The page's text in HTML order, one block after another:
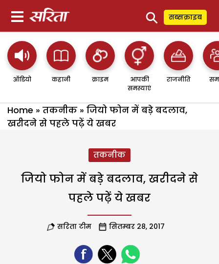
⚲ सब्सक्राइब
ऑडियो कहानी क्राइम
आपकी
समस्याएं
राजनीति
Home » तकनीक » जियो फोन में बड़े बदलाव,
खरीदने से पहले पढ़ें ये खबर
तकनीक
जियो फोन में बड़े बदलाव, खरीदने से
पहले पढ़ें ये खबर
सरिता टीम सितम्बर 28, 2017